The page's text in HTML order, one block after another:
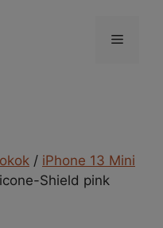
Menü
/ iPhone 13 Mini
Shield pink